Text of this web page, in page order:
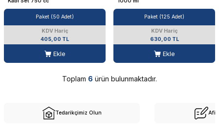
Paket (50 Adet)
KDV Hariç
405,00 TL
Ekle
Paket (125 Adet)
KDV Hariç
630,00 TL
Ekle
Toplam 6 ürün bulunmaktadır.
Tedarikçimiz Olun